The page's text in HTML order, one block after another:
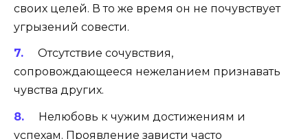
своих целей. В то же время он не почувствует
угрызений совести.
Отсутствие сочувствия,
сопровождающееся нежеланием признавать
чувства других.
Нелюбовь к чужим достижениям и
успехам. Проявление зависти часто